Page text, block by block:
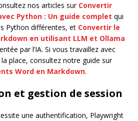
nos articles sur Convertir
Python : Un guide complet qui
Python différentes, et Convertir le
en utilisant LLM et Ollama
par l’IA. Si vous travaillez avec
place, consultez notre guide sur
Word en Markdown.
et gestion de session
une authentification, Playwright